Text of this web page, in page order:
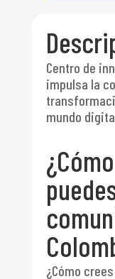
Centro de
impulsa la
mundo
¿Cómo